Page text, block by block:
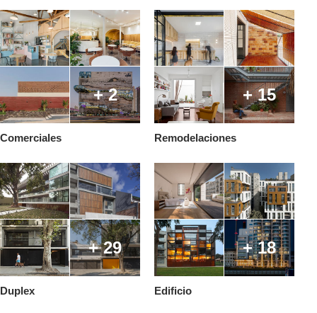
+ 2
Comerciales
+ 15
Remodelaciones
+ 29
Duplex
+ 18
Edificio